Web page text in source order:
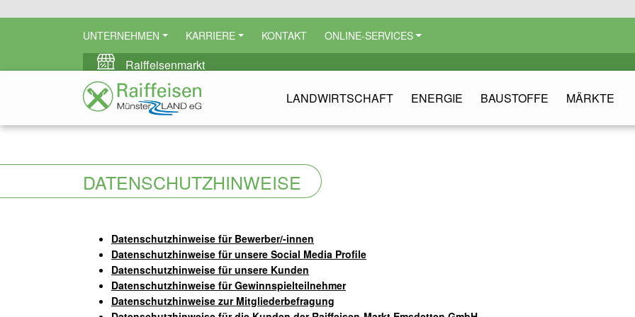
UNTERNEHMEN KARRIERE KONTAKT ONLINE-SERVICES
Raiffeisenmarkt
LANDWIRTSCHAFT ENERGIE BAUSTOFFE MÄRKTE
DATENSCHUTZHINWEISE
Datenschutzhinweise für Bewerber/-innen
Datenschutzhinweise für unsere Social Media Profile
Datenschutzhinweise für unsere Kunden
Datenschutzhinweise für Gewinnspielteilnehmer
Datenschutzhinweise zur Mitgliederbefragung